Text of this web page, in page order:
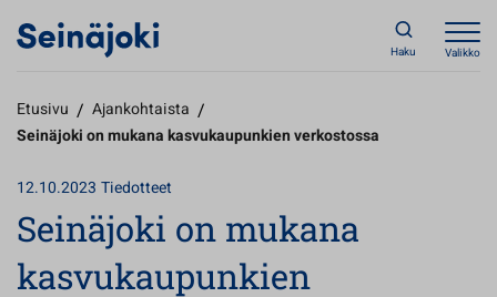
Haku Valikko
Etusivu / Ajankohtaista /
Seinäjoki on mukana kasvukaupunkien verkostossa
12.10.2023 Tiedotteet
Seinäjoki on mukana
kasvukaupunkien